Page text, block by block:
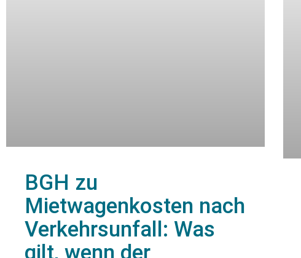
BGH zu
Mietwagenkosten nach
Verkehrsunfall: Was
gilt, wenn der